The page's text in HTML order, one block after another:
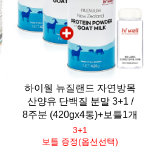
하이웰 뉴질랜드 자연방목
산양유 단백질 분말 3+1 /
8주분 (420gx4통)+보틀1개
3+1
보틀 증정(옵션선택)